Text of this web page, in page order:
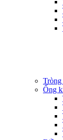
Ống